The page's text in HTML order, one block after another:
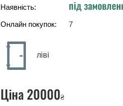
Наявність: під
Онлайн покупок: 7
ліві
Ціна 20000₴